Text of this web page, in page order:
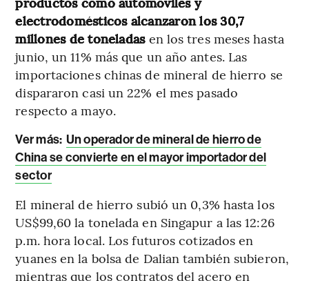
electrodomésticos alcanzaron los 30,7
millones de toneladasen los tres meses hasta
junio, un 11% más que un año antes. Las
importaciones chinas de mineral de hierro se
dispararon casi un 22% el mes pasado
respecto a mayo.
Ver más: Un operador de mineral de hierro de
China se convierte en el mayor importador del
sector
El mineral de hierro subió un 0,3% hasta los
US$99,60 la tonelada en Singapur a las 12:26
p.m. hora local. Los futuros cotizados en
yuanes en la bolsa de Dalian también subieron,
mientras que los contratos del acero en